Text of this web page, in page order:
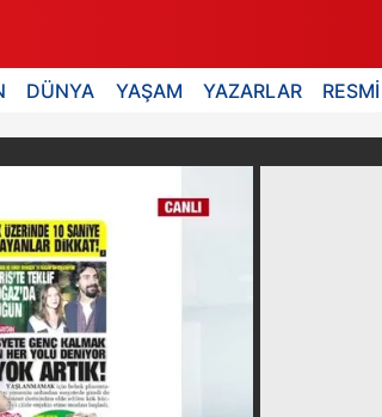
DÜNYA YAŞAM YAZARLAR